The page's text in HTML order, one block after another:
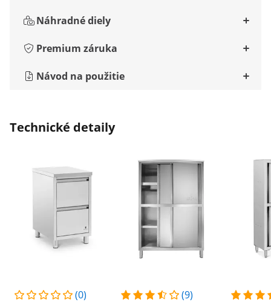
Náhradné diely
Premium záruka
Návod na použitie
Technické detaily
(0) (9)